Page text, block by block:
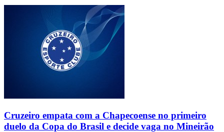
Cruzeiro empata com a Chapecoense no primeiro
duelo da Copa do Brasil e decide vaga no Mineirão